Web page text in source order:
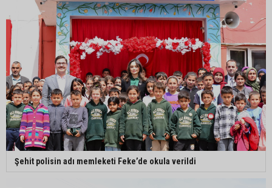
Şehit polisin adı memleketi Feke’de okula verildi